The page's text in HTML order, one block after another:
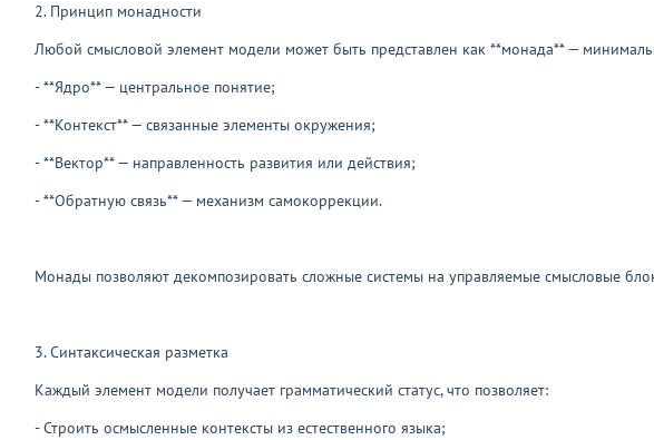
2. Принцип монадности
Любой смысловой элемент модели может быть представлен как **монада** —
- **Ядро** — центральное понятие;
- **Контекст** — связанные элементы окружения;
- **Вектор** — направленность развития или действия;
- **Обратную связь** — механизм самокоррекции.
Монады позволяют декомпозировать сложные системы на управляемые смысловые
3. Синтаксическая разметка
Каждый элемент модели получает грамматический статус, что позволяет:
- Строить осмысленные контексты из естественного языка;